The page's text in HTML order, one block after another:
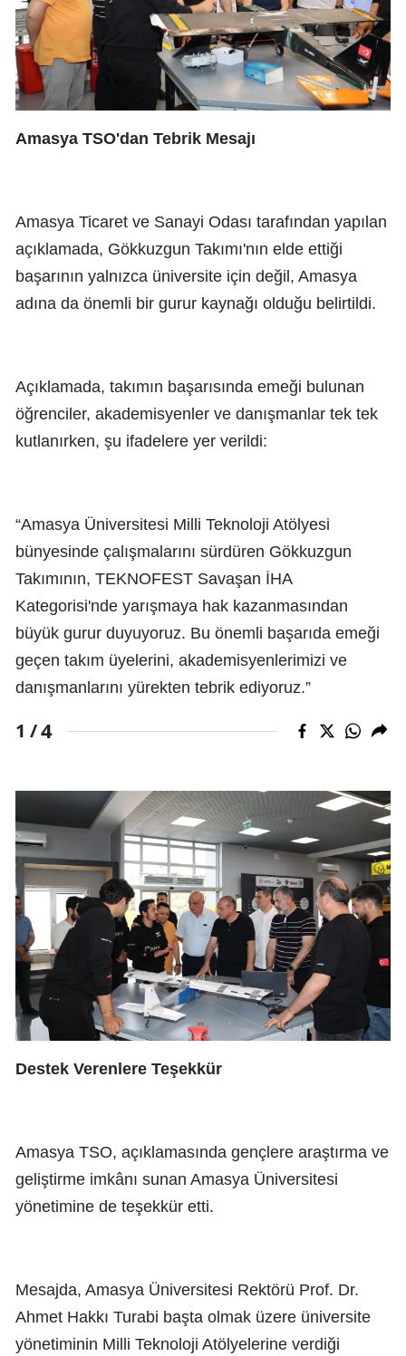
Amasya TSO'dan Tebrik Mesajı
Amasya Ticaret ve Sanayi Odası tarafından yapılan
açıklamada, Gökkuzgun Takımı'nın elde ettiği
başarının yalnızca üniversite için değil, Amasya
adına da önemli bir gurur kaynağı olduğu belirtildi.
Açıklamada, takımın başarısında emeği bulunan
öğrenciler, akademisyenler ve danışmanlar tek tek
kutlanırken, şu ifadelere yer verildi:
“Amasya Üniversitesi Milli Teknoloji Atölyesi
bünyesinde çalışmalarını sürdüren Gökkuzgun
Takımının, TEKNOFEST Savaşan İHA
Kategorisi'nde yarışmaya hak kazanmasından
büyük gurur duyuyoruz. Bu önemli başarıda emeği
geçen takım üyelerini, akademisyenlerimizi ve
danışmanlarını yürekten tebrik ediyoruz.”
1 /4
Destek Verenlere Teşekkür
Amasya TSO, açıklamasında gençlere araştırma ve
geliştirme imkânı sunan Amasya Üniversitesi
yönetimine de teşekkür etti.
Mesajda, Amasya Üniversitesi Rektörü Prof. Dr.
Ahmet Hakkı Turabi başta olmak üzere üniversite
yönetiminin Milli Teknoloji Atölyelerine verdiği